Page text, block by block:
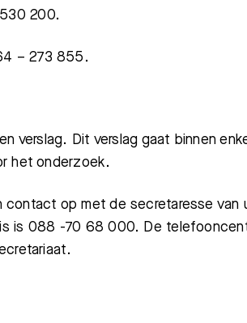
200.
– 273 855.
verslag. Dit verslag gaat binnen
het onderzoek.
op met de secretaresse van
is 088 -70 68 000. De